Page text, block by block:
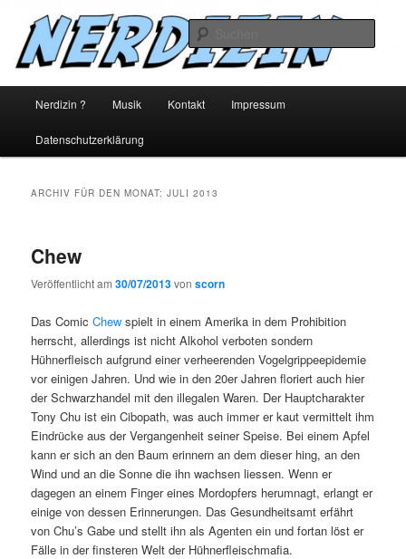
wechseln
sekundären
Inhalt
wechselnnerdizin
Nerdizin ? Musik Kontakt Impressum
Datenschutzerklärung
ARCHIV FÜR DEN MONAT:JULI 2013
Chew
Veröffentlicht am30/07/2013vonscorn
Das ComicChew spielt in einem Amerika in dem Prohibition
herrscht, allerdings ist nicht Alkohol verboten sondern
Hühnerfleisch aufgrund einer verheerenden Vogelgrippeepidemie
vor einigen Jahren. Und wie in den 20er Jahren floriert auch hier
der Schwarzhandel mit den illegalen Waren. Der Hauptcharakter
Tony Chu ist ein Cibopath, was auch immer er kaut vermittelt ihm
Eindrücke aus der Vergangenheit seiner Speise. Bei einem Apfel
kann er sich an den Baum erinnern an dem dieser hing, an den
Wind und an die Sonne die ihn wachsen liessen. Wenn er
dagegen an einem Finger eines Mordopfers herumnagt, erlangt er
einige von dessen Erinnerungen. Das Gesundheitsamt erfährt
von Chu’s Gabe und stellt ihn als Agenten ein und fortan löst er
Fälle in der finsteren Welt der Hühnerfleischmafia.